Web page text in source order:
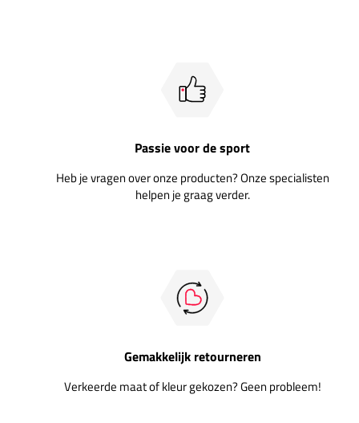
Passie voor de sport
Heb je vragen over onze producten? Onze specialisten
helpen je graag verder.
Gemakkelijk retourneren
Verkeerde maat of kleur gekozen? Geen probleem!